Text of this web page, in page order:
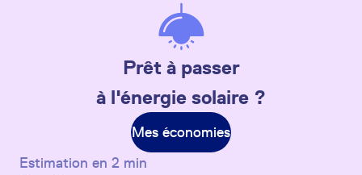
Prêt à passer
à l'énergie solaire ?
Mes économies
Estimation en 2 min